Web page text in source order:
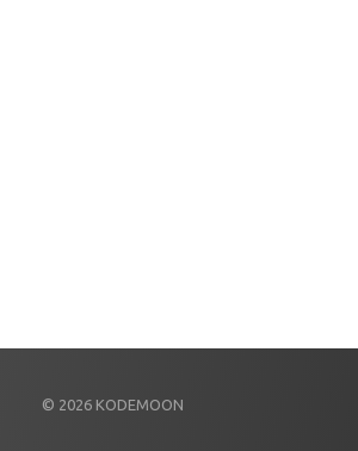
© 2026 KODEMOON